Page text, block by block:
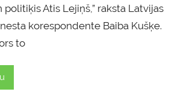
Atis Lejiņš,” raksta Latvijas
korespondente Baiba Kušķe.
to